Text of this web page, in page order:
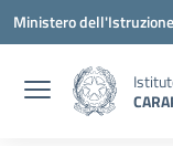
Vai ai contenuti
Vai al menu di
Vai al footer
Ministero